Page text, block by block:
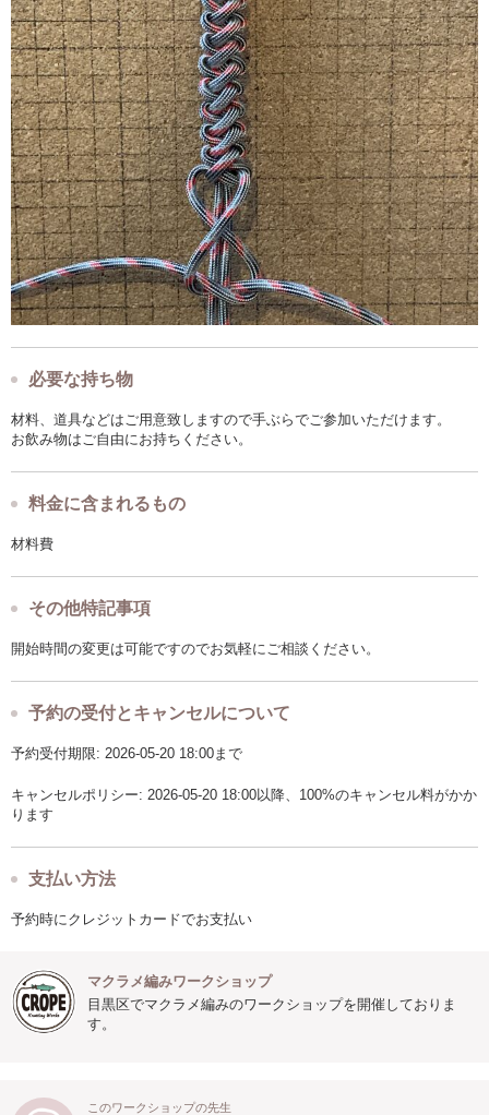
必要な持ち物
材料、道具などはご用意致しますので手ぶらでご参加いただけます。
お飲み物はご自由にお持ちください。
料金に含まれるもの
材料費
その他特記事項
開始時間の変更は可能ですのでお気軽にご相談ください。
予約の受付とキャンセルについて
予約受付期限: 2026-05-20 18:00まで
キャンセルポリシー: 2026-05-20 18:00以降、100%のキャンセル料がかか
ります
支払い方法
予約時にクレジットカードでお支払い
マクラメ編みワークショップ
目黒区でマクラメ編みのワークショップを開催しておりま
す。
このワークショップの先生